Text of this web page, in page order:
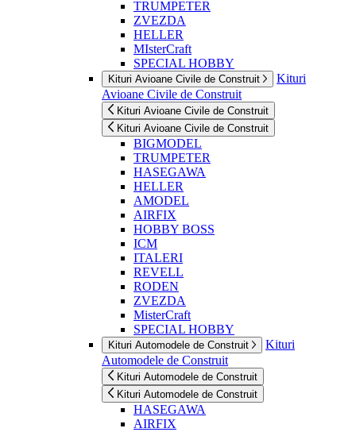
TRUMPETER
ZVEZDA
HELLER
MIsterCraft
SPECIAL HOBBY
Kituri Avioane Civile de Construit
Kituri
Avioane Civile de Construit
Kituri Avioane Civile de Construit
Kituri Avioane Civile de Construit
BIGMODEL
TRUMPETER
HASEGAWA
HELLER
AMODEL
AIRFIX
HOBBY BOSS
ICM
ITALERI
REVELL
RODEN
ZVEZDA
MisterCraft
SPECIAL HOBBY
Kituri Automodele de Construit
Kituri
Automodele de Construit
Kituri Automodele de Construit
Kituri Automodele de Construit
HASEGAWA
AIRFIX